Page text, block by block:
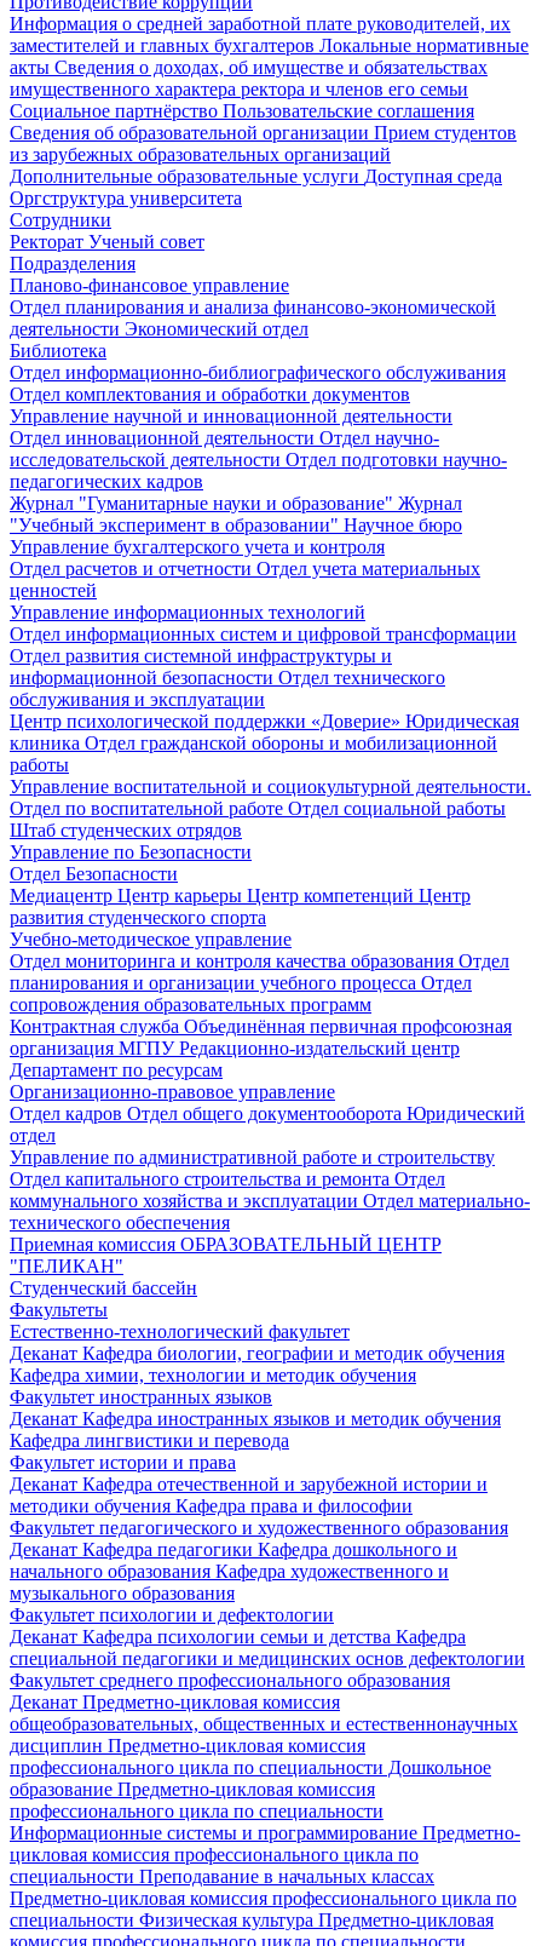
Информация о средней заработной плате руководителей, их
заместителей и главных бухгалтеров Локальные нормативные
акты Сведения о доходах, об имуществе и обязательствах
имущественного характера ректора и членов его семьи
Социальное партнёрство Пользовательские соглашения
Сведения об образовательной организации Прием студентов
из зарубежных образовательных организаций
Дополнительные образовательные услуги Доступная среда
Оргструктура университета
Сотрудники
Ректорат Ученый совет
Подразделения
Планово-финансовое управление
Отдел планирования и анализа финансово-экономической
деятельности Экономический отдел
Библиотека
Отдел информационно-библиографического обслуживания
Отдел комплектования и обработки документов
Управление научной и инновационной деятельности
Отдел инновационной деятельности Отдел научно-
исследовательской деятельности Отдел подготовки научно-
педагогических кадров
Журнал "Гуманитарные науки и образование" Журнал
"Учебный эксперимент в образовании" Научное бюро
Управление бухгалтерского учета и контроля
Отдел расчетов и отчетности Отдел учета материальных
ценностей
Управление информационных технологий
Отдел информационных систем и цифровой трансформации
Отдел развития системной инфраструктуры и
информационной безопасности Отдел технического
обслуживания и эксплуатации
Центр психологической поддержки «Доверие» Юридическая
клиника Отдел гражданской обороны и мобилизационной
работы
Управление воспитательной и социокультурной деятельности.
Отдел по воспитательной работе Отдел социальной работы
Штаб студенческих отрядов
Управление по Безопасности
Отдел Безопасности
Медиацентр Центр карьеры Центр компетенций Центр
развития студенческого спорта
Учебно-методическое управление
Отдел мониторинга и контроля качества образования Отдел
планирования и организации учебного процесса Отдел
сопровождения образовательных программ
Контрактная служба Объединённая первичная профсоюзная
организация МГПУРедакционно-издательский центр
Департамент по ресурсам
Организационно-правовое управление
Отдел кадров Отдел общего документооборота Юридический
отдел
Управление по административной работе и строительству
Отдел капитального строительства и ремонта Отдел
коммунального хозяйства и эксплуатации Отдел материально-
технического обеспечения
Приемная комиссия ОБРАЗОВАТЕЛЬНЫЙ ЦЕНТР
"ПЕЛИКАН"
Студенческий бассейн
Факультеты
Естественно-технологический факультет
Деканат Кафедра биологии, географии и методик обучения
Кафедра химии, технологии и методик обучения
Факультет иностранных языков
Деканат Кафедра иностранных языков и методик обучения
Кафедра лингвистики и перевода
Факультет истории и права
Деканат Кафедра отечественной и зарубежной истории и
методики обучения Кафедра права и философии
Факультет педагогического и художественного образования
Деканат Кафедра педагогики Кафедра дошкольного и
начального образования Кафедра художественного и
музыкального образования
Факультет психологии и дефектологии
Деканат Кафедра психологии семьи и детства Кафедра
специальной педагогики и медицинских основ дефектологии
Факультет среднего профессионального образования
Деканат Предметно-цикловая комиссия
общеобразовательных, общественных и естественнонаучных
дисциплин Предметно-цикловая комиссия
профессионального цикла по специальности Дошкольное
образование Предметно-цикловая комиссия
профессионального цикла по специальности
Информационные системы и программирование Предметно-
цикловая комиссия профессионального цикла по
специальности Преподавание в начальных классах
Предметно-цикловая комиссия профессионального цикла по
специальности Физическая культура Предметно-цикловая
комиссия профессионального цикла по специальности